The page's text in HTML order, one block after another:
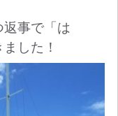
返事で「は
した！